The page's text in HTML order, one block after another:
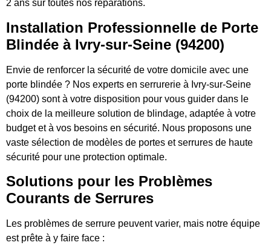
2 ans sur toutes nos réparations.
Installation Professionnelle de Porte
Blindée à Ivry-sur-Seine (94200)
Envie de renforcer la sécurité de votre domicile avec une
porte blindée ? Nos experts en serrurerie à Ivry-sur-Seine
(94200) sont à votre disposition pour vous guider dans le
choix de la meilleure solution de blindage, adaptée à votre
budget et à vos besoins en sécurité. Nous proposons une
vaste sélection de modèles de portes et serrures de haute
sécurité pour une protection optimale.
Solutions pour les Problèmes
Courants de Serrures
Les problèmes de serrure peuvent varier, mais notre équipe
est prête à y faire face :